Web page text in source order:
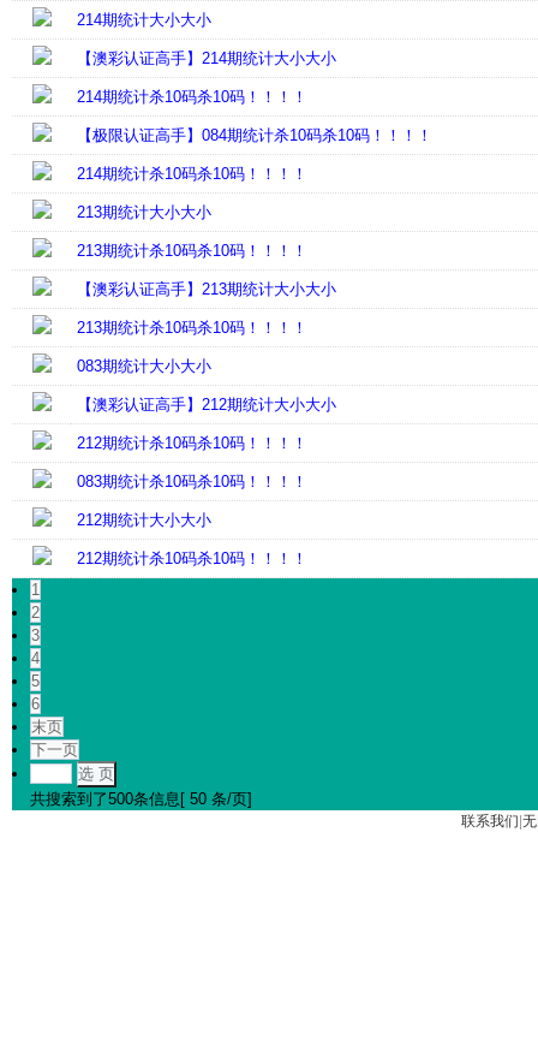
214期统计大小大小
【澳彩认证高手】214期统计大小大小
214期统计杀10码杀10码！！！！
【极限认证高手】084期统计杀10码杀10码！！！！
214期统计杀10码杀10码！！！！
213期统计大小大小
213期统计杀10码杀10码！！！！
【澳彩认证高手】213期统计大小大小
213期统计杀10码杀10码！！！！
083期统计大小大小
【澳彩认证高手】212期统计大小大小
212期统计杀10码杀10码！！！！
083期统计杀10码杀10码！！！！
212期统计大小大小
212期统计杀10码杀10码！！！！
1
2
3
4
5
6
末页
下一页
选 页
共搜索到了500条信息[ 50 条/页]
联系我们